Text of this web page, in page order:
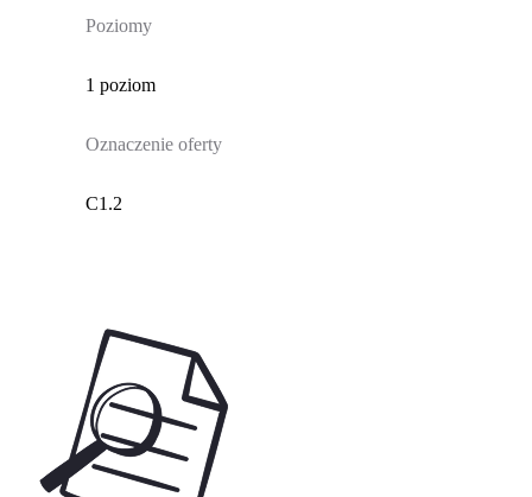
Poziomy
1 poziom
Oznaczenie oferty
C1.2